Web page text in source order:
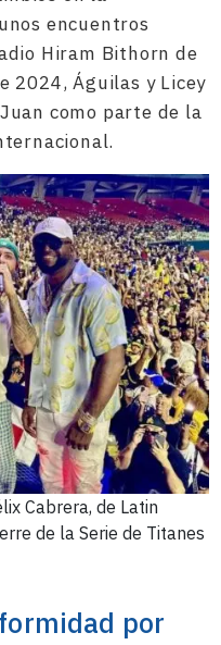
encuentros
Hiram Bithorn de
2024, Águilas y Licey
como parte de la
Cabrera, de Latin
de la Serie de Titanes
por